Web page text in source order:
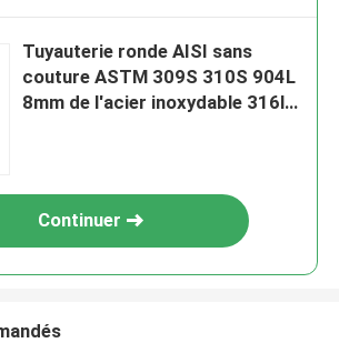
Tuyauterie ronde AISI sans
couture ASTM 309S 310S 904L
8mm de l'acier inoxydable 316l
Continuer